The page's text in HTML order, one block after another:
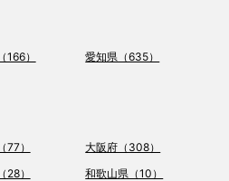
166）
愛知県（635）
77）
大阪府（308）
28） 和歌山県（10）